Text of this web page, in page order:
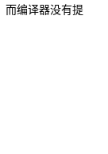
而编译器没有提